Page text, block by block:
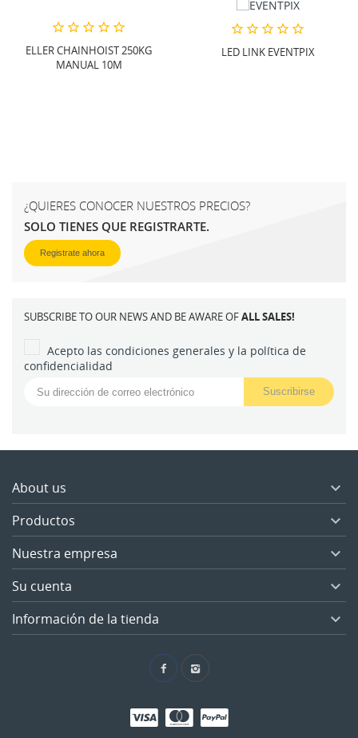
ELLER CHAINHOIST 250KG
MANUAL 10M
LED LINK EVENTPIX
¿QUIERES CONOCER NUESTROS PRECIOS?
SOLO TIENES QUE REGISTRARTE.
Registrate ahora
SUBSCRIBE TO OUR NEWS AND BE AWARE OFALL SALES!
Acepto las condiciones generales y la política de
confidencialidad
About us 
Productos 
Nuestra empresa 
Su cuenta 
Información de la tienda 